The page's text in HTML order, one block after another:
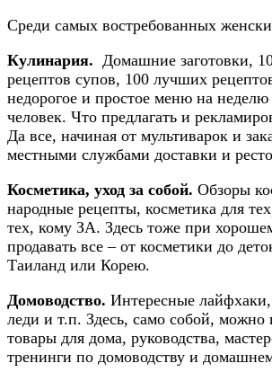
Среди самых востребованных
Кулинария. Домашние заготовки,
рецептов супов, 100 лучших
недорогое и простое меню на
человек. Что предлагать и
Да все, начиная от мультиварок и
местными службами доставки и
Косметика, уход за собой. Обзоры
народные рецепты, косметика для
тех, кому ЗА. Здесь тоже при
продавать все – от косметики до
Таиланд или Корею.
Домоводство. Интересные
леди и т.п. Здесь, само собой, можно
товары для дома, руководства,
тренинги по домоводству и